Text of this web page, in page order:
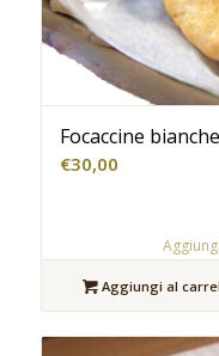
Focaccine
€30,00
Aggiungi al